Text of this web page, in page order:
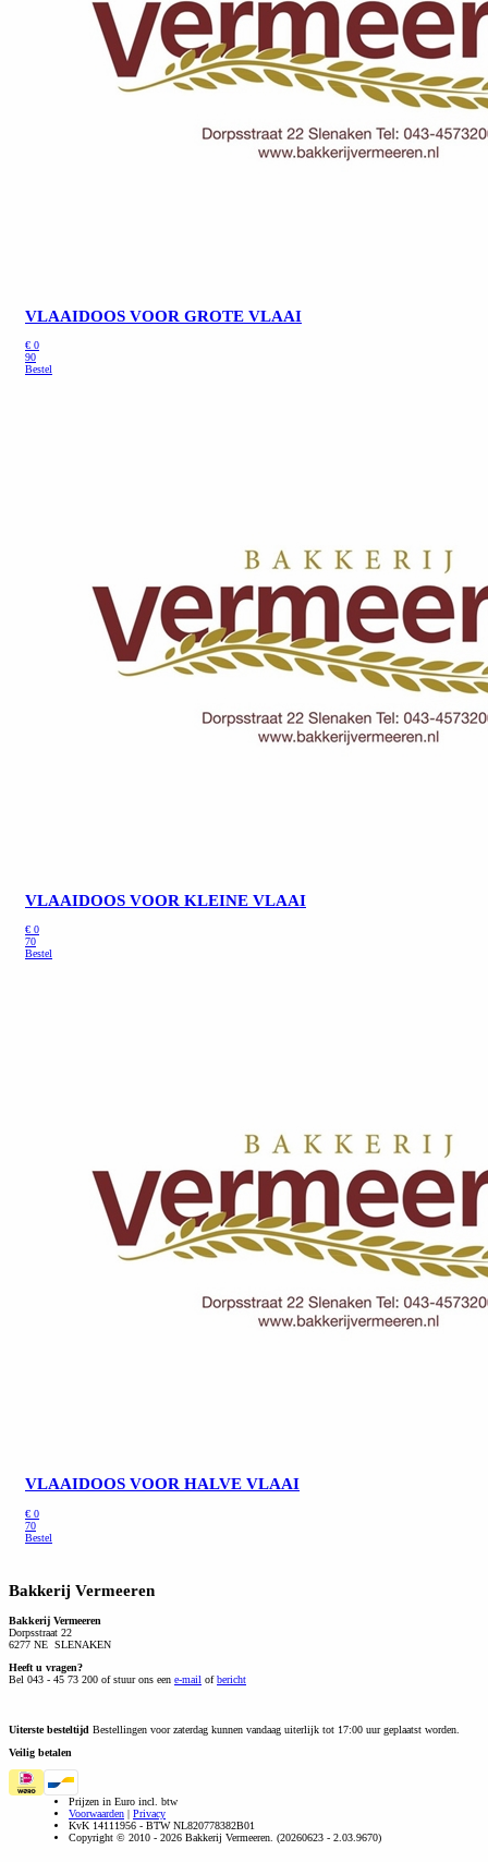
VLAAIDOOS VOOR GROTE VLAAI
€ 0
90
Bestel
VLAAIDOOS VOOR KLEINE VLAAI
€ 0
70
Bestel
VLAAIDOOS VOOR HALVE VLAAI
€ 0
70
Bestel
Bakkerij Vermeeren
Bakkerij Vermeeren
Dorpsstraat 22
6277 NE SLENAKEN
Heeft u vragen?
Bel 043 - 45 73 200 of stuur ons een e-mail ofbericht
Uiterste besteltijd Bestellingen voor zaterdag kunnen vandaag uiterlijk tot 17:00 uur geplaatst worden.
Veilig betalen
Prijzen in Euro incl. btw
Voorwaarden | Privacy
KvK 14111956 - BTW NL820778382B01
Copyright © 2010 - 2026 Bakkerij Vermeeren. (20260623 - 2.03.9670)